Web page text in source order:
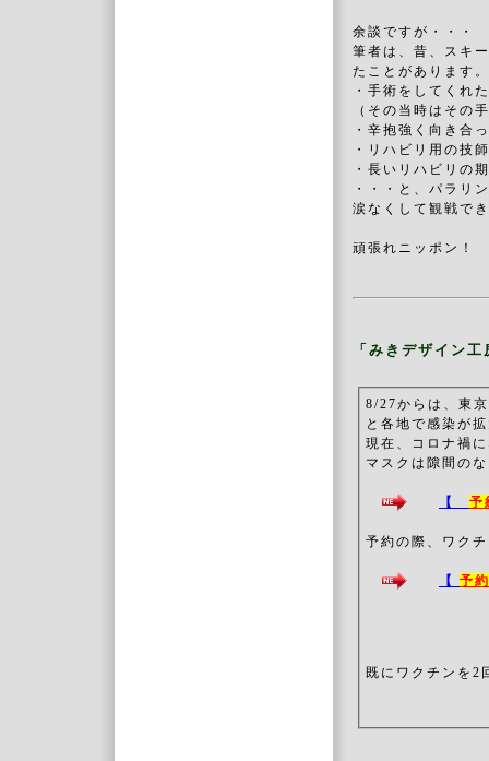
余談ですが・・・
筆者は、昔、スキ
たことがあります
・手術をしてく
（その当時はその
・辛抱強く向き合
・リハビリ用の技
・長いリハビリの
・・・と、パラリ
涙なくして観戦で
頑張れニッポン！
「みきデザイン工
8/27からは、東
と各地で感染が
現在、コロナ禍
マスクは隙間の
【 予
予約の際、ワク
【 予
既にワクチンを2